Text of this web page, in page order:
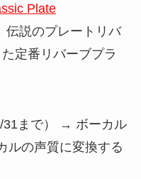
Plate
説のプレートリバ
定番リバーブプラ
31まで） → ボーカル
ルの声質に変換する